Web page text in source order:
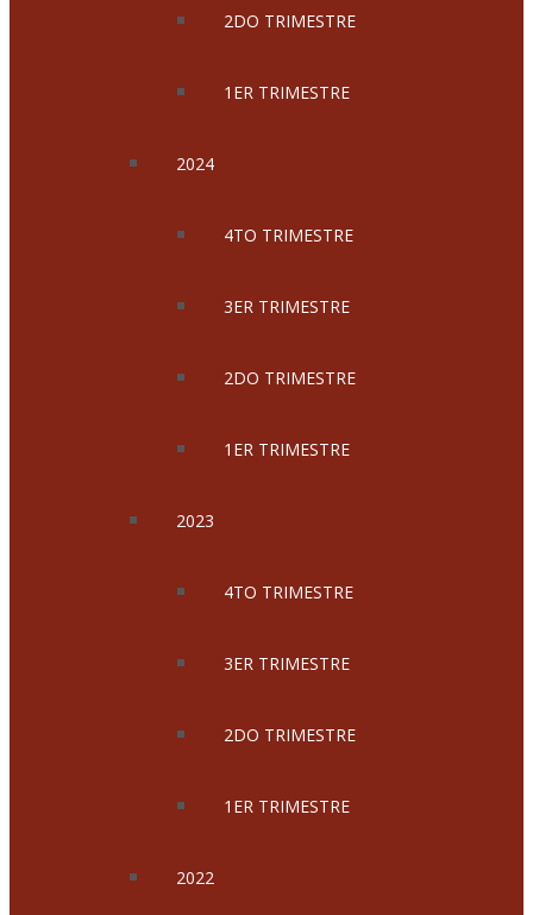
2DO TRIMESTRE
1ER TRIMESTRE
2024
4TO TRIMESTRE
3ER TRIMESTRE
2DO TRIMESTRE
1ER TRIMESTRE
2023
4TO TRIMESTRE
3ER TRIMESTRE
2DO TRIMESTRE
1ER TRIMESTRE
2022